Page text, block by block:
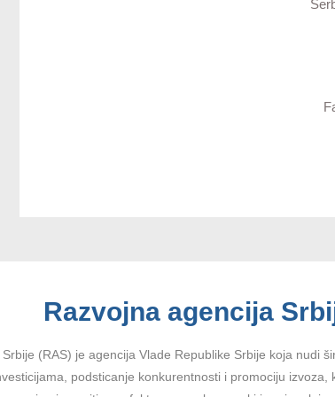
Razvojna agencija
(RAS) je agencija Vlade Republike Srbije koja nudi
podsticanje konkurentnosti i promociju izvoza,